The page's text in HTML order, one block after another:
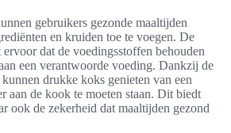
gebruikers gezonde maaltijden
en kruiden toe te voegen. De
dat de voedingsstoffen behouden
een verantwoorde voeding. Dankzij de
kunnen drukke koks genieten van een
aan de kook te moeten staan. Dit biedt
ook de zekerheid dat maaltijden gezond